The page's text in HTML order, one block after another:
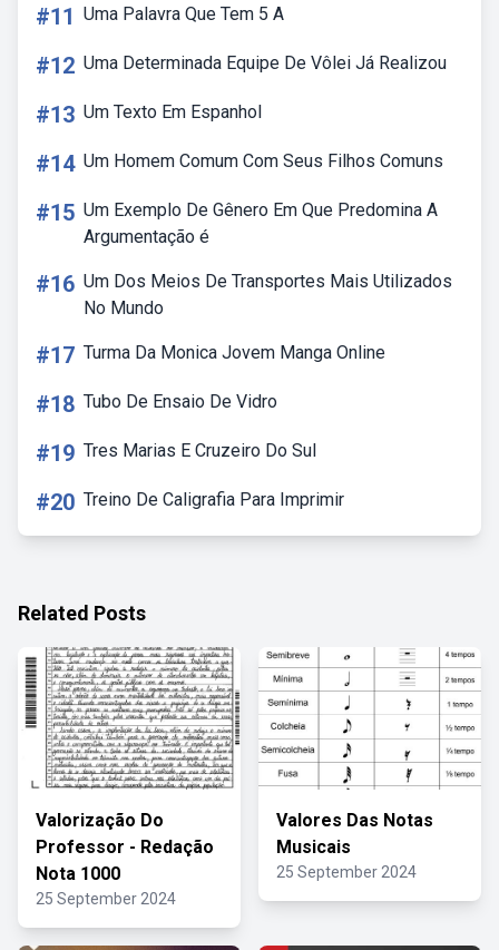
#11 Uma Palavra Que Tem 5 A
#12 Uma Determinada Equipe De Vôlei Já Realizou
#13 Um Texto Em Espanhol
#14 Um Homem Comum Com Seus Filhos Comuns
#15 Um Exemplo De Gênero Em Que Predomina A
Argumentação é
#16 Um Dos Meios De Transportes Mais Utilizados
No Mundo
#17 Turma Da Monica Jovem Manga Online
#18 Tubo De Ensaio De Vidro
#19 Tres Marias E Cruzeiro Do Sul
#20 Treino De Caligrafia Para Imprimir
Related Posts
Valorização Do
Professor - Redação
Nota 1000
25 September 2024
Valores Das Notas
Musicais
25 September 2024